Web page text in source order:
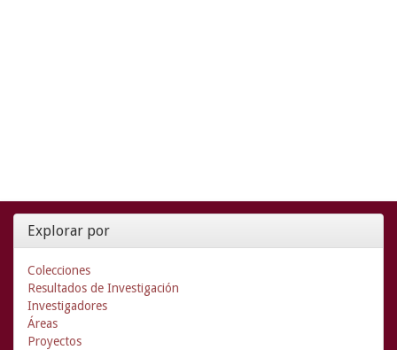
Explorar por
Colecciones
Resultados de Investigación
Investigadores
Áreas
Proyectos